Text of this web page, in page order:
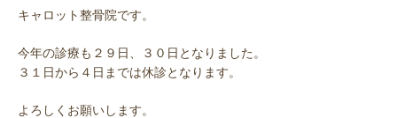
キャロット整骨院です。
今年の診療も２９日、３０日となりました。
３１日から４日までは休診となります。
よろしくお願いします。